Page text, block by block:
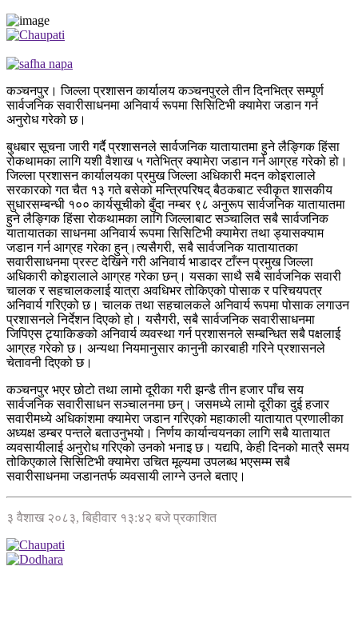
कञ्चनपुर। जिल्ला प्रशासन कार्यालय कञ्चनपुरले तीन दिनभित्र सम्पूर्ण
सार्वजनिक सवारीसाधनमा अनिवार्य रूपमा सिसिटिभी क्यामेरा जडान गर्न
अनुरोध गरेको छ।
बुधबार सूचना जारी गर्दै प्रशासनले सार्वजनिक यातायातमा हुने लैङ्गिक हिंसा
रोकथामका लागि यशी वैशाख ५ गतेभित्र क्यामेरा जडान गर्न आग्रह गरेको हो।
जिल्ला प्रशासन कार्यालयका प्रमुख जिल्ला अधिकारी मदन कोइरालाले
सरकारको गत चैत १३ गते बसेको मन्त्रिपरिषद् बैठकबाट स्वीकृत शासकीय
सुधारसम्बन्धी १०० कार्यसूचीको बुँदा नम्बर ९८ अनुरूप सार्वजनिक यातायातमा
हुने लैङ्गिक हिंसा रोकथामका लागि जिल्लाबाट सञ्चालित सबै सार्वजनिक
यातायातका साधनमा अनिवार्य रूपमा सिसिटिभी क्यामेरा तथा ड्यासक्याम
जडान गर्न आग्रह गरेका हुन्।त्यसैगरी, सबै सार्वजनिक यातायातका
सवारीसाधनमा प्रस्ट देखिने गरी अनिवार्य भाडादर टाँस्न प्रमुख जिल्ला
अधिकारी कोइरालाले आग्रह गरेका छन्। यसका साथै सबै सार्वजनिक सवारी
चालक र सहचालकलाई यात्रा अवधिभर तोकिएको पोसाक र परिचयपत्र
अनिवार्य गरिएको छ। चालक तथा सहचालकले अनिवार्य रूपमा पोसाक लगाउन
प्रशासनले निर्देशन दिएको हो। यसैगरी, सबै सार्वजनिक सवारीसाधनमा
जिपिएस ट्र्याकिङको अनिवार्य व्यवस्था गर्न प्रशासनले सम्बन्धित सबै पक्षलाई
आग्रह गरेको छ। अन्यथा नियमानुसार कानुनी कारबाही गरिने प्रशासनले
चेतावनी दिएको छ।
कञ्चनपुर भएर छोटो तथा लामो दूरीका गरी झन्डै तीन हजार पाँच सय
सार्वजनिक सवारीसाधन सञ्चालनमा छन्। जसमध्ये लामो दूरीका दुई हजार
सवारीमध्ये अधिकांशमा क्यामेरा जडान गरिएको महाकाली यातायात प्रणालीका
अध्यक्ष डम्बर पन्तले बताउनुभयो। निर्णय कार्यान्वयनका लागि सबै यातायात
व्यवसायीलाई अनुरोध गरिएको उनको भनाइ छ। यद्यपि, केही दिनको मात्रै समय
तोकिएकाले सिसिटिभी क्यामेरा उचित मूल्यमा उपलब्ध भएसम्म सबै
सवारीसाधनमा जडानतर्फ व्यवसायी लाग्ने उनले बताए।
३ वैशाख २०८३, बिहीवार १३:४२ बजे प्रकाशित